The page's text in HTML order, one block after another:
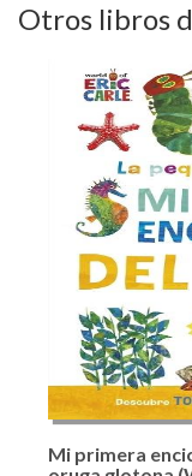
Otros libros
Mi primera